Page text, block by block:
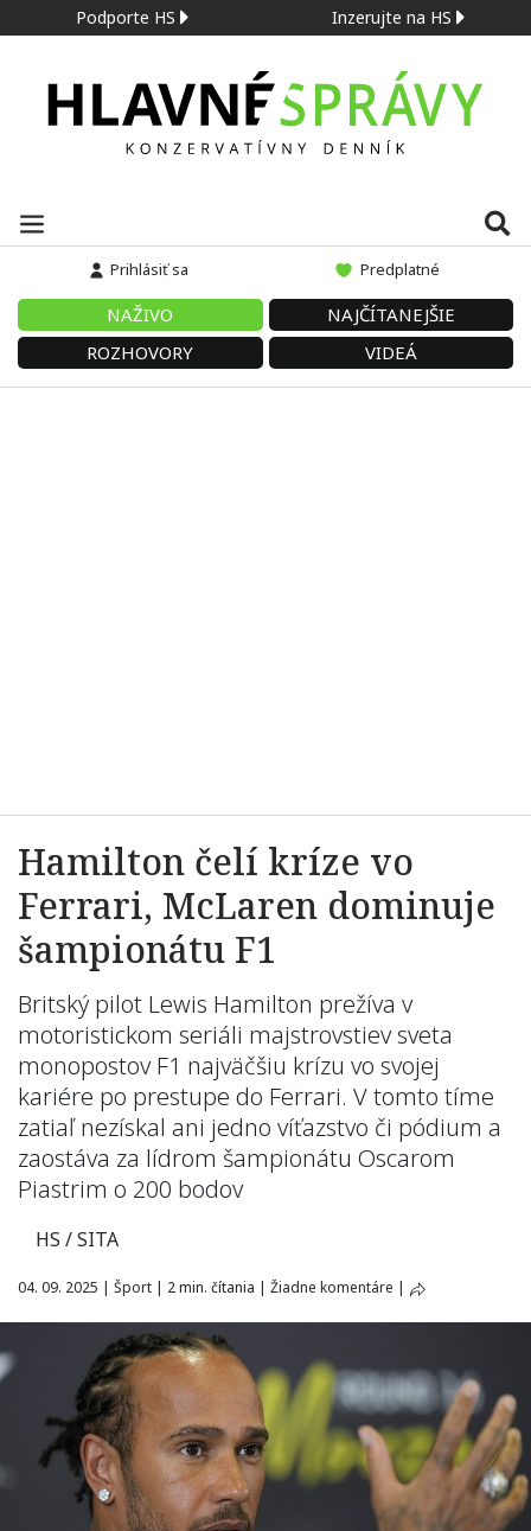
Podporte HS Inzerujte na HS
Prihlásiť sa Predplatné
NAŽIVO
NAJČÍTANEJŠIE
ROZHOVORY
VIDEÁ
Hamilton čelí kríze vo
Ferrari, McLaren dominuje
šampionátu F1
Britský pilot Lewis Hamilton prežíva v
motoristickom seriáli majstrovstiev sveta
monopostov F1 najväčšiu krízu vo svojej
kariére po prestupe do Ferrari. V tomto tíme
zatiaľ nezískal ani jedno víťazstvo či pódium a
zaostáva za lídrom šampionátu Oscarom
Piastrim o 200 bodov
HS / SITA
04. 09. 2025 | Šport | 2 min. čítania | Žiadne komentáre |